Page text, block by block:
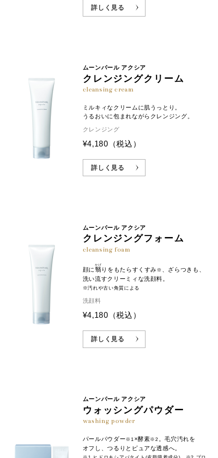
詳しく見る
ムーンパール アクシア
クレンジングクリーム
cleansing cream
ミルキィなクリームに肌うっとり。
うるおいに包まれながらクレンジング。
クレンジング
¥4,180 （税込）
詳しく見る
ムーンパール アクシア
クレンジングフォーム
cleansing foam
顔に 翳
かげ
りをもたらすくすみ※
、ざらつきも、
洗い流すクリーミィな洗顔料。
※汚れや古い角質による
洗顔料
¥4,180 （税込）
詳しく見る
ムーンパール アクシア
ウォッシングパウダー
washing powder
パールパウダー※1 ×酵素※2 。毛穴汚れを
オフし、つるりとピュアな透感へ。